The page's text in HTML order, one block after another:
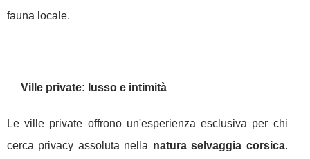
fauna locale.
Ville private: lusso e intimità
Le ville private offrono un'esperienza esclusiva per chi
cerca privacy assoluta nella natura selvaggia corsica.